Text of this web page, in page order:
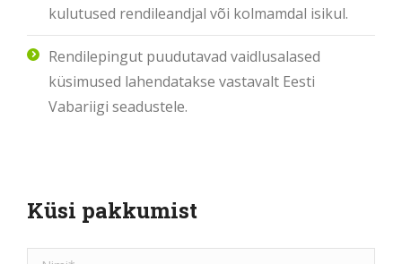
kulutused rendileandjal või kolmamdal isikul.
Rendilepingut puudutavad vaidlusalased
küsimused lahendatakse vastavalt Eesti
Vabariigi seadustele.
Küsi pakkumist